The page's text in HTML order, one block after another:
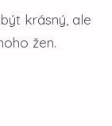
krásný, ale
žen.